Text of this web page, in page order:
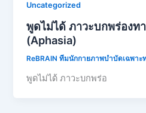
Uncategorized
พูดไม่ได้ ภาวะบกพร่องท
(Aphasia)
ReBRAIN ทีมนักกายภาพบำบัดเฉพาะ
พูดไม่ได้ ภาวะบกพร่อ